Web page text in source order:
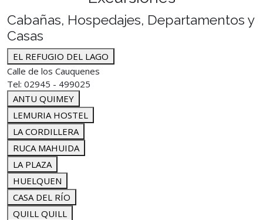
Cabañas, Hospedajes, Departamentos y
Casas
EL REFUGIO DEL LAGO
Calle de los Cauquenes
Tel: 02945 - 499025
ANTU QUIMEY
LEMURIA HOSTEL
LA CORDILLERA
RUCA MAHUIDA
LA PLAZA
HUELQUEN
CASA DEL RÍO
QUILL QUILL